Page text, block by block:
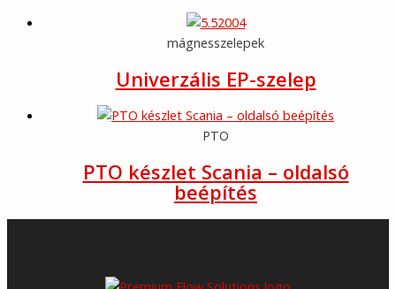
mágnesszelepek
Univerzális EP-szelep
PTO
PTO készlet Scania – oldalsó
beépítés